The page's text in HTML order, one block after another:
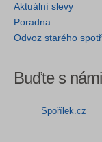
Aktuální slevy
Poradna
Odvoz starého
Buďte s námi
Spořílek.cz